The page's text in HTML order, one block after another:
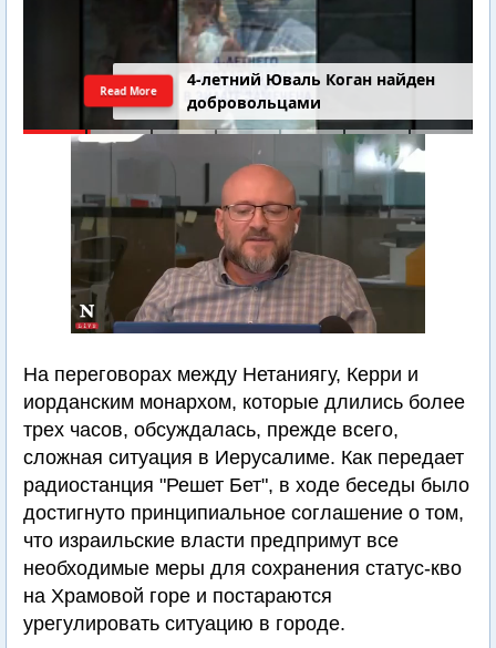
4-летний Юваль Коган найден
добровольцами
Read More
На переговорах между Нетаниягу, Керри и
иорданским монархом, которые длились более
трех часов, обсуждалась, прежде всего,
сложная ситуация в Иерусалиме. Как передает
радиостанция "Решет Бет", в ходе беседы было
достигнуто принципиальное соглашение о том,
что израильские власти предпримут все
необходимые меры для сохранения статус-кво
на Храмовой горе и постараются
урегулировать ситуацию в городе.